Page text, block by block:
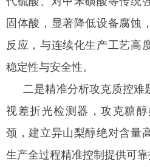
固体酸，显著降低设备腐蚀
反应，与连续化生产工艺高
稳定性与安全性。
二是精准分析攻克质控难
视差折光检测器，攻克糖
颈，建立异山梨醇绝对含量
生产全过程精准控制提供可靠